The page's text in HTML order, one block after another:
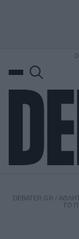
DEBATER.GR /
ΤΟ